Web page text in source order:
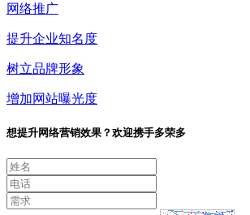
网络推广
提升企业知名度
树立品牌形象
增加网站曝光度
想提升网络营销效果？欢迎携手多荣多